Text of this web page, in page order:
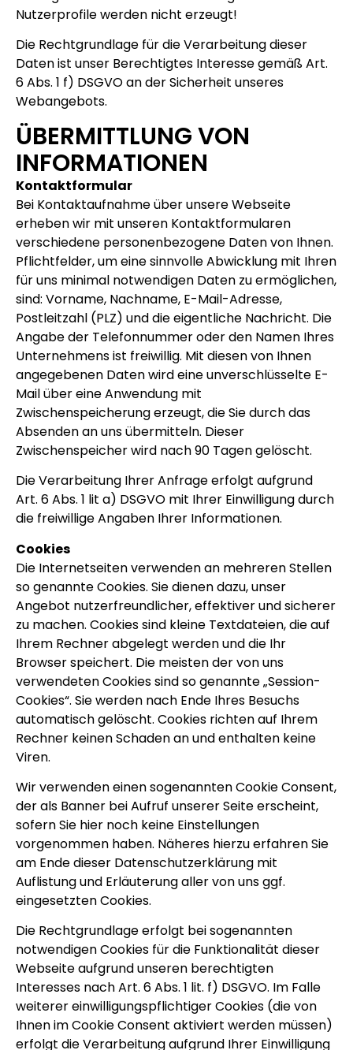
Nutzerprofile werden nicht erzeugt!
Die Rechtgrundlage für die Verarbeitung dieser
Daten ist unser Berechtigtes Interesse gemäß Art.
6 Abs. 1 f) DSGVO an der Sicherheit unseres
Webangebots.
ÜBERMITTLUNG VON
INFORMATIONEN
Kontaktformular
Bei Kontaktaufnahme über unsere Webseite
erheben wir mit unseren Kontaktformularen
verschiedene personenbezogene Daten von Ihnen.
Pflichtfelder, um eine sinnvolle Abwicklung mit Ihren
für uns minimal notwendigen Daten zu ermöglichen,
sind: Vorname, Nachname, E-Mail-Adresse,
Postleitzahl (PLZ) und die eigentliche Nachricht. Die
Angabe der Telefonnummer oder den Namen Ihres
Unternehmens ist freiwillig. Mit diesen von Ihnen
angegebenen Daten wird eine unverschlüsselte E-
Mail über eine Anwendung mit
Zwischenspeicherung erzeugt, die Sie durch das
Absenden an uns übermitteln. Dieser
Zwischenspeicher wird nach 90 Tagen gelöscht.
Die Verarbeitung Ihrer Anfrage erfolgt aufgrund
Art. 6 Abs. 1 lit a) DSGVO mit Ihrer Einwilligung durch
die freiwillige Angaben Ihrer Informationen.
Cookies
Die Internetseiten verwenden an mehreren Stellen
so genannte Cookies. Sie dienen dazu, unser
Angebot nutzerfreundlicher, effektiver und sicherer
zu machen. Cookies sind kleine Textdateien, die auf
Ihrem Rechner abgelegt werden und die Ihr
Browser speichert. Die meisten der von uns
verwendeten Cookies sind so genannte „Session-
Cookies“. Sie werden nach Ende Ihres Besuchs
automatisch gelöscht. Cookies richten auf Ihrem
Rechner keinen Schaden an und enthalten keine
Viren.
Wir verwenden einen sogenannten Cookie Consent,
der als Banner bei Aufruf unserer Seite erscheint,
sofern Sie hier noch keine Einstellungen
vorgenommen haben. Näheres hierzu erfahren Sie
am Ende dieser Datenschutzerklärung mit
Auflistung und Erläuterung aller von uns ggf.
eingesetzten Cookies.
Die Rechtgrundlage erfolgt bei sogenannten
notwendigen Cookies für die Funktionalität dieser
Webseite aufgrund unseren berechtigten
Interesses nach Art. 6 Abs. 1 lit. f) DSGVO. Im Falle
weiterer einwilligungspflichtiger Cookies (die von
Ihnen im Cookie Consent aktiviert werden müssen)
erfolgt die Verarbeitung aufgrund Ihrer Einwilligung